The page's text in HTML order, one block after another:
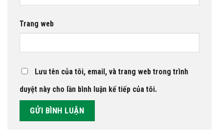
Trang web
Lưu tên của tôi, email, và trang web trong trình
duyệt này cho lần bình luận kế tiếp của tôi.